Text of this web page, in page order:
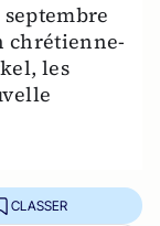
chrétienne-
les
CLASSER